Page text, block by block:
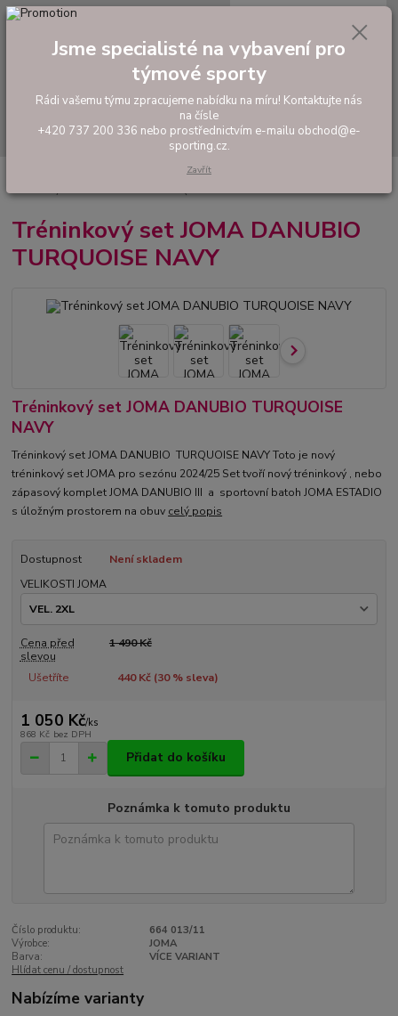
Hledat
tel: +420 737 200 336
0,00 Kč
Tréninkové oblečení
Tréninkový set JOMA DANUBIO TURQUOISE NAVY
Tréninkový set JOMA DANUBIO
TURQUOISE NAVY
Tréninkový set JOMA DANUBIO TURQUOISE
NAVY
Tréninkový set JOMA DANUBIO TURQUOISE NAVY Toto je nový
tréninkový set JOMA pro sezónu 2024/25 Set tvoří nový tréninkový , nebo
zápasový komplet JOMA DANUBIO III a sportovní batoh JOMA ESTADIO
s úložným prostorem na obuv celý popis
Dostupnost
Není skladem
VELIKOSTI JOMA
Cena před
slevou
1 490 Kč
Ušetříte 440 Kč (30% sleva)
1 050 Kč/ks
868 Kč bez DPH
Přidat do košíku
Poznámka k tomuto produktu
Číslo produktu:
664 013/11
Výrobce:
JOMA
Barva:
VÍCE VARIANT
Hlídat cenu / dostupnost
Nabízíme varianty
Jsme specialisté na vybavení pro
týmové sporty
Rádi vašemu týmu zpracujeme nabídku na míru! Kontaktujte nás
na čísle
+420 737 200 336 nebo prostřednictvím e-mailu obchod@e-
sporting.cz.
Zavřít